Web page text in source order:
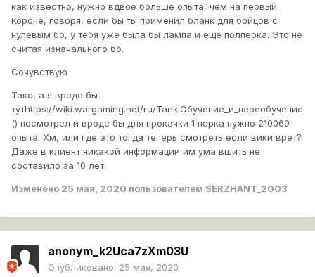
как известно, нужно вдвое больше опыта, чем на первый.
Короче, говоря, если бы ты применил бланк для бойцов с
нулевым бб, у тебя уже была бы лампа и ещё полперка. Это не
считая изначального бб.
Сочувствую
Такс, а я вроде бы
тутhttps://wiki.wargaming.net/ru/Tank:Обучение_и_переобучение
() посмотрел и вроде бы для прокачки 1 перка нужно 210060
опыта. Хм, или где это тогда теперь смотреть если вики врет?
Даже в клиент никакой информации им ума вшить не
составило за 10 лет.
Изменено 25 мая, 2020 пользователем SERZHANT_2003
anonym_k2Uca7zXm03U
Опубликовано: 25 мая, 2020